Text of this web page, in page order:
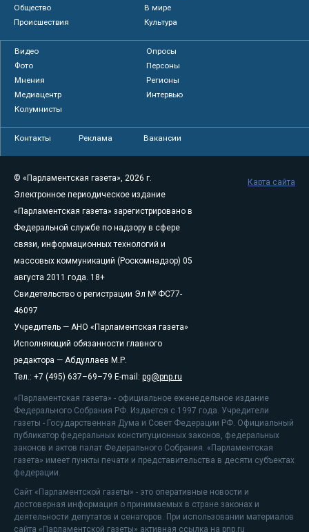
Общество
В мире
Происшествия
Культура
Видео
Опросы
Фото
Персоны
Мнения
Регионы
Медиацентр
Интервью
Колумнисты
Контакты Реклама Вакансии
© «Парламентская газета», 2026 г.
Электронное периодическое издание
«Парламентская газета» зарегистрировано в
Федеральной службе по надзору в сфере
связи, информационных технологий и
массовых коммуникаций (Роскомнадзор) 05
августа 2011 года. 18+
Свидетельство о регистрации Эл № ФС77-
46097
Учредитель — АНО «Парламентская газета»
Исполняющий обязанности главного
редактора — Абдуллаев М.Р.
Тел.: +7 (495) 637–69–79 E-mail: pg@pnp.ru
«Парламентская газета» - официальное еженедельное издание
Федерального Собрания РФ. Издается с 1997 года. Учредители
газеты - Государственная Дума и Совет Федерации РФ. Официальный
публикатор федеральных конституционных законов, федеральных
законов и актов палат Федерального Собрания. «Парламентская
газета» имеет пункты печати и представительства в десяти субъектах
федерации.
Сайт «Парламентской газеты» - это оперативные новости и
достоверная информация о принимаемых в стране законах и
деятельности депутатов и сенаторов. При использовании материалов
сайта «Парламентской газеты» активная ссылка на pnp.ru
Карта сайта